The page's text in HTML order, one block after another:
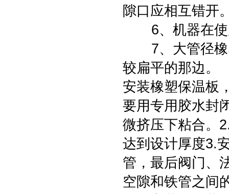
隙口应相互错开
6、机器在使
7、大管径橡
较扁平的那边。
安装橡塑保温板
要用专用胶水封
微挤压下粘合。
达到设计厚度3.
管，最后阀门、
空隙和铁管之间